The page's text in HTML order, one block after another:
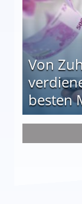
Von
besten
die 15 besten